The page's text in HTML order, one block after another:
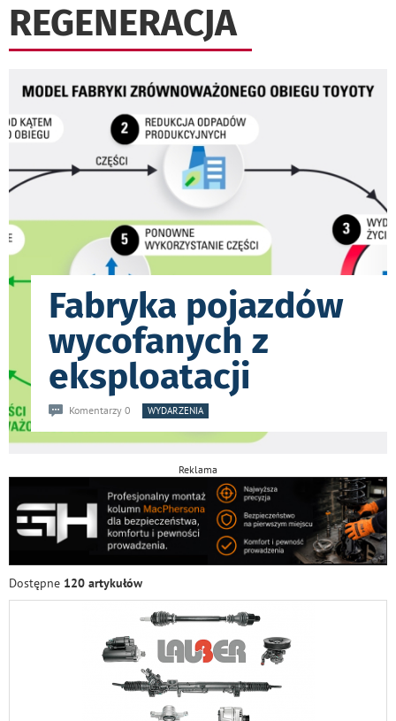
REGENERACJA
Fabryka pojazdów
wycofanych z
eksploatacji
Komentarzy 0 WYDARZENIA
Reklama
Dostępne 120 artykułów